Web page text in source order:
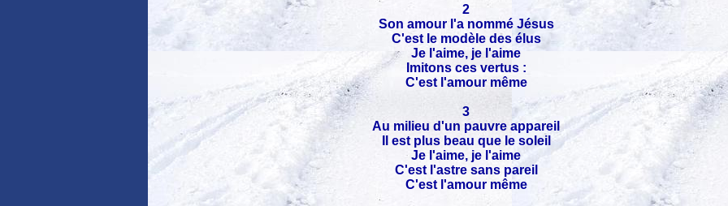
2
Son amour l'a nommé Jésus
C'est le modèle des élus
Je l'aime, je l'aime
Imitons ces vertus :
C'est l'amour même
3
Au milieu d'un pauvre appareil
Il est plus beau que le soleil
Je l'aime, je l'aime
C'est l'astre sans pareil
C'est l'amour même